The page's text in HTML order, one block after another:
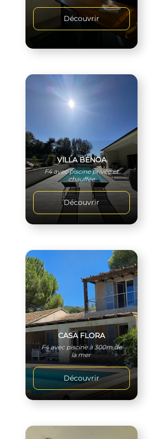
Découvrir
VILLA BENOA
F4 avec piscine privée et
chauffée
Découvrir
CASA FLORA
F4 avec piscine à 300m de
la mer
Découvrir